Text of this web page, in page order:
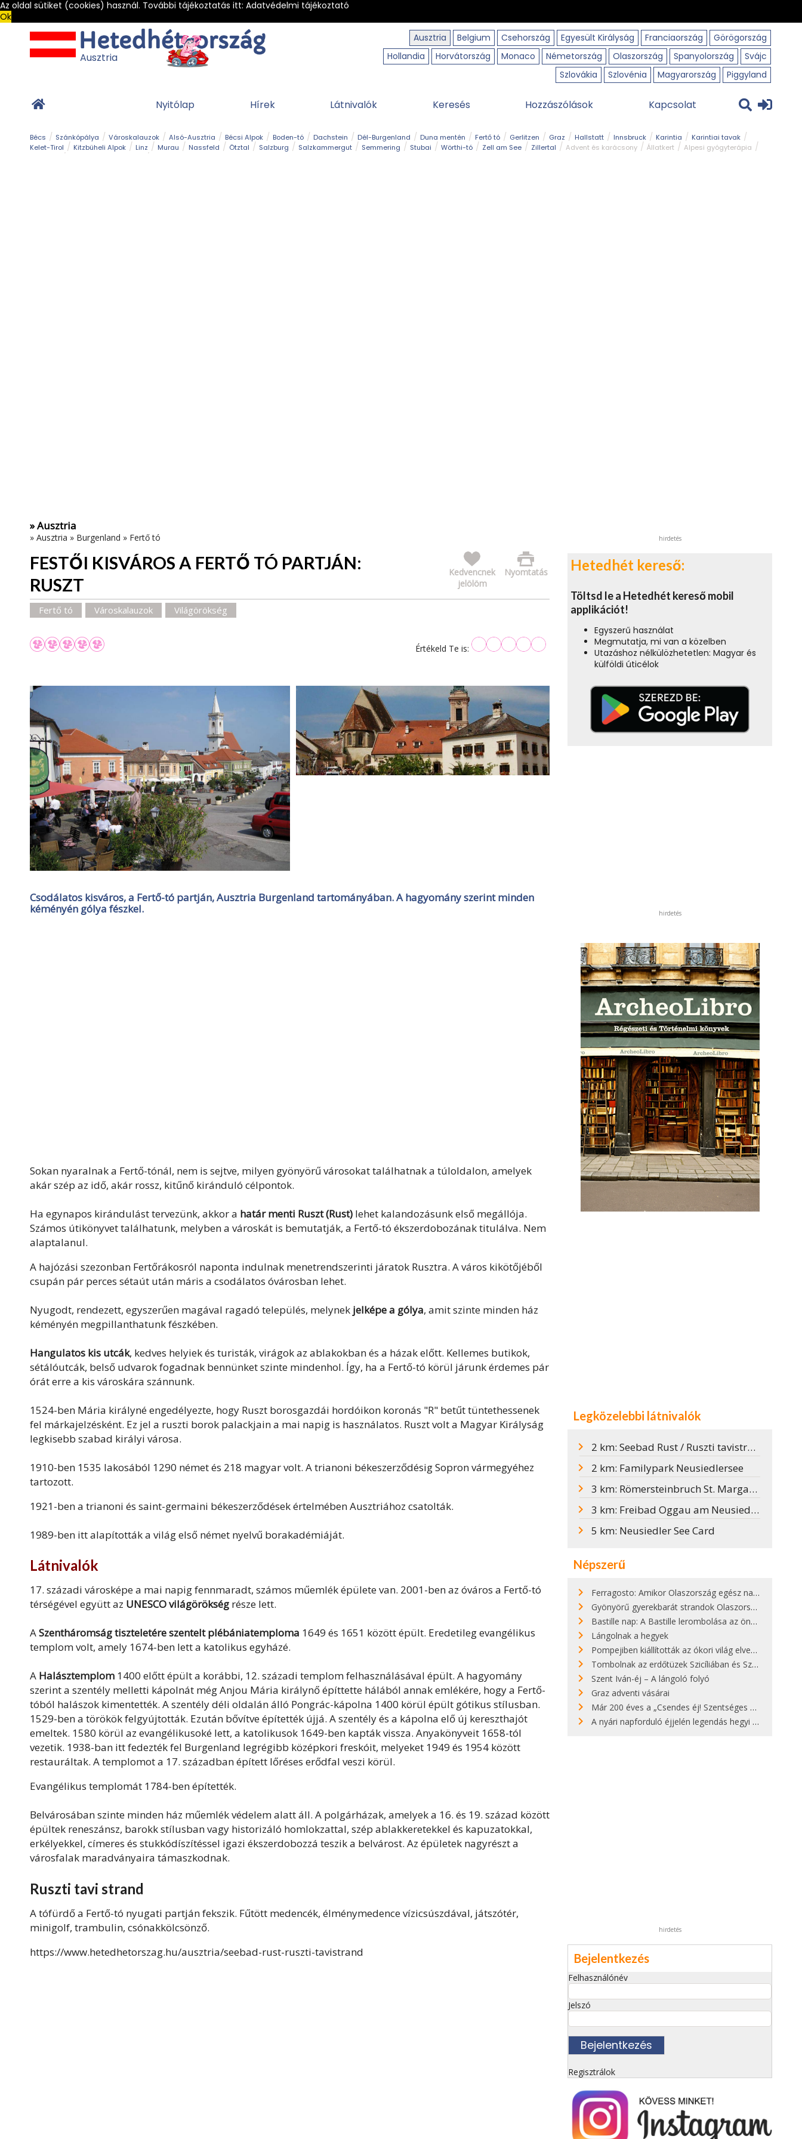
Az oldal sütiket (cookies) használ. További tájékoztatás itt: Adatvédelmi tájékoztató
Ok
Ausztria
Belgium Csehország Egyesült Királyság Franciaország
Görögország
Hollandia
Horvátország Monaco Németország Olaszország Spanyolország
Svájc
Szlovákia
Szlovénia Magyarország Piggyland
Ausztria
Nyitólap Hírek Látnivalók Keresés Hozzászólások Kapcsolat
Bécs Szánkópálya Városkalauzok Alsó-Ausztria Bécsi Alpok Boden-tó Dachstein Dél-Burgenland Duna mentén Fertő tó Gerlitzen Graz Hallstatt Innsbruck Karintia
Karintiai tavak
Kelet-Tirol
Kitzbüheli Alpok Linz Murau Nassfeld Ötztal Salzburg Salzkammergut Semmering Stubai Wörthi-tó Zell am See Zillertal Advent és karácsony Állatkert
Alpesi gyógyterápia
» Ausztria
» Ausztria » Burgenland » Fertő tó
FESTŐI KISVÁROS A FERTŐ TÓ PARTJÁN:
RUSZT
Nyomtatás
Kedvencnek
jelölöm
Fertő tó Városkalauzok Világörökség
Értékeld Te is:
Csodálatos kisváros, a Fertő-tó partján, Ausztria Burgenland tartományában. A hagyomány szerint minden
kéményén gólya fészkel.
Sokan nyaralnak a Fertő-tónál, nem is sejtve, milyen gyönyörű városokat találhatnak a túloldalon, amelyek
akár szép az idő, akár rossz, kitűnő kiránduló célpontok.
Ha egynapos kirándulást tervezünk, akkor a határ menti Ruszt (Rust) lehet kalandozásunk első megállója.
Számos útikönyvet találhatunk, melyben a városkát is bemutatják, a Fertő-tó ékszerdobozának titulálva. Nem
alaptalanul.
A hajózási szezonban Fertőrákosról naponta indulnak menetrendszerinti járatok Rusztra. A város kikötőjéből
csupán pár perces sétaút után máris a csodálatos óvárosban lehet.
Nyugodt, rendezett, egyszerűen magával ragadó település, melynek jelképe a gólya, amit szinte minden ház
kéményén megpillanthatunk fészkében.
Hangulatos kis utcák, kedves helyiek és turisták, virágok az ablakokban és a házak előtt. Kellemes butikok,
sétálóutcák, belső udvarok fogadnak bennünket szinte mindenhol. Így, ha a Fertő-tó körül járunk érdemes pár
órát erre a kis városkára szánnunk.
1524-ben Mária királyné engedélyezte, hogy Ruszt borosgazdái hordóikon koronás "R" betűt tüntethessenek
fel márkajelzésként. Ez jel a ruszti borok palackjain a mai napig is használatos. Ruszt volt a Magyar Királyság
legkisebb szabad királyi városa.
1910-ben 1535 lakosából 1290 német és 218 magyar volt. A trianoni békeszerződésig Sopron vármegyéhez
tartozott.
1921-ben a trianoni és saint-germaini békeszerződések értelmében Ausztriához csatolták.
1989-ben itt alapították a világ első német nyelvű borakadémiáját.
Látnivalók
17. századi városképe a mai napig fennmaradt, számos műemlék épülete van. 2001-ben az óváros a Fertő-tó
térségével együtt az UNESCO világörökség része lett.
ASzentháromság tiszteletére szentelt plébániatemploma 1649 és 1651 között épült. Eredetileg evangélikus
templom volt, amely 1674-ben lett a katolikus egyházé.
A Halásztemplom 1400 előtt épült a korábbi, 12. századi templom felhasználásával épült. A hagyomány
szerint a szentély melletti kápolnát még Anjou Mária királynő építtette hálából annak emlékére, hogy a Fertő-
tóból halászok kimentették. A szentély déli oldalán álló Pongrác-kápolna 1400 körül épült gótikus stílusban.
1529-ben a törökök felgyújtották. Ezután bővítve építették újjá. A szentély és a kápolna elő új kereszthajót
emeltek. 1580 körül az evangélikusoké lett, a katolikusok 1649-ben kapták vissza. Anyakönyveit 1658-tól
vezetik. 1938-ban itt fedezték fel Burgenland legrégibb középkori freskóit, melyeket 1949 és 1954 között
restauráltak. A templomot a 17. században épített lőréses erődfal veszi körül.
Evangélikus templomát 1784-ben építették.
Belvárosában szinte minden ház műemlék védelem alatt áll. A polgárházak, amelyek a 16. és 19. század között
épültek reneszánsz, barokk stílusban vagy historizáló homlokzattal, szép ablakkeretekkel és kapuzatokkal,
erkélyekkel, címeres és stukkódíszítéssel igazi ékszerdobozzá teszik a belvárost. Az épületek nagyrészt a
városfalak maradványaira támaszkodnak.
Ruszti tavi strand
A tófürdő a Fertő-tó nyugati partján fekszik. Fűtött medencék, élménymedence vízicsúszdával, játszótér,
minigolf, trambulin, csónakkölcsönző.
https://www.hetedhetorszag.hu/ausztria/seebad-rust-ruszti-tavistrand
hirdetés
Hetedhét kereső:
Töltsd le a Hetedhét kereső mobil
applikációt!
Egyszerű használat
Megmutatja, mi van a közelben
Utazáshoz nélkülözhetetlen: Magyar és
külföldi úticélok
hirdetés
Legközelebbi látnivalók
2 km: Seebad Rust / Ruszti tavistrand
2 km: Familypark Neusiedlersee
3 km: Römersteinbruch St. Margarethen / Római kőfejtő
3 km: Freibad Oggau am Neusiedler See
5 km: Neusiedler See Card
Népszerű
Ferragosto: Amikor Olaszország egész nap nyaral
Gyönyörű gyerekbarát strandok Olaszországban - megmutatjuk a 15 legjobbat
Bastille nap: A Bastille lerombolása az önkényuralom végét jelentette
Lángolnak a hegyek
Pompejiben kiállították az ókori világ elveszett híres szobrának másolatát
Tombolnak az erdőtüzek Szicíliában és Szardínián
Szent Iván-éj – A lángoló folyó
Graz adventi vásárai
Már 200 éves a „Csendes éj! Szentséges éj!”
A nyári napforduló éjjelén legendás hegyi tüzek világítják meg Zugspitzét
hirdetés
Bejelentkezés
Felhasználónév
Jelszó
Regisztrálok